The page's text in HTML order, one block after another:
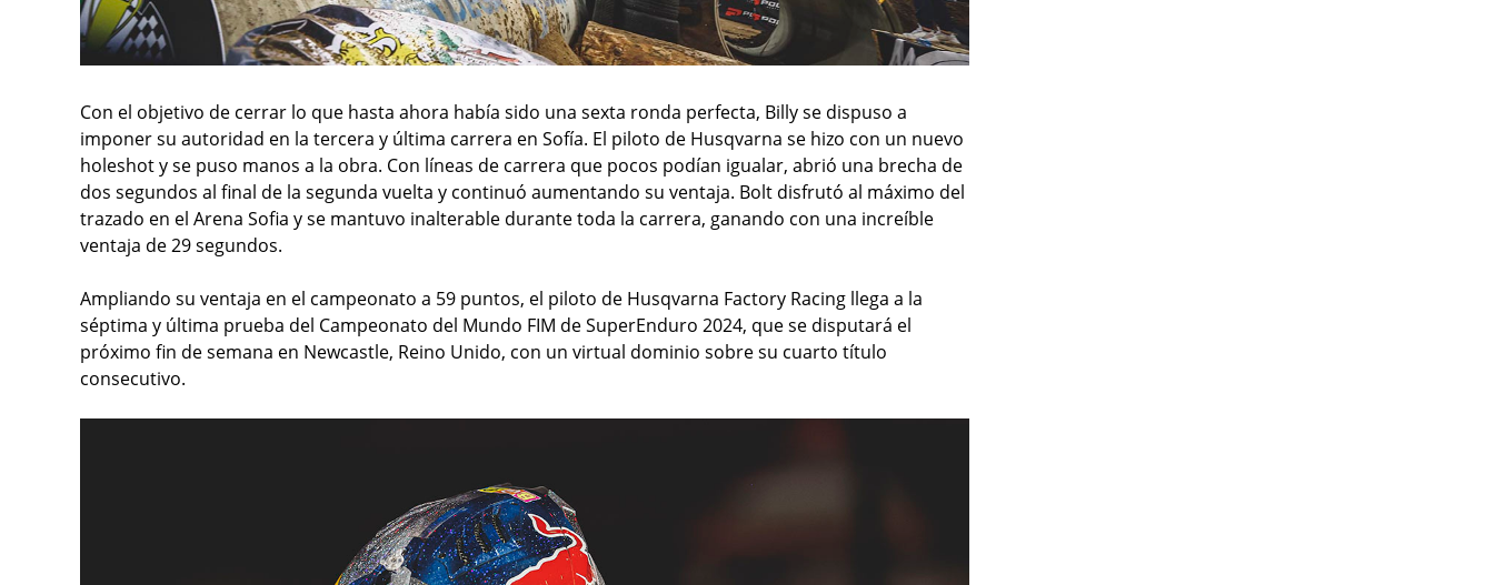
Con el objetivo de cerrar lo que hasta ahora había sido una sexta ronda perfecta, Billy se dispuso a
imponer su autoridad en la tercera y última carrera en Sofía. El piloto de Husqvarna se hizo con un nuevo
holeshot y se puso manos a la obra. Con líneas de carrera que pocos podían igualar, abrió una brecha de
dos segundos al final de la segunda vuelta y continuó aumentando su ventaja. Bolt disfrutó al máximo del
trazado en el Arena Sofia y se mantuvo inalterable durante toda la carrera, ganando con una increíble
ventaja de 29 segundos.
Ampliando su ventaja en el campeonato a 59 puntos, el piloto de Husqvarna Factory Racing llega a la
séptima y última prueba del Campeonato del Mundo FIM de SuperEnduro 2024, que se disputará el
próximo fin de semana en Newcastle, Reino Unido, con un virtual dominio sobre su cuarto título
consecutivo.